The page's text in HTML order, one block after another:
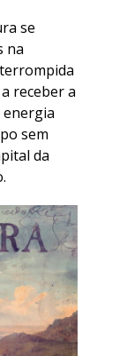
se
na
receber a
energia
sem
da